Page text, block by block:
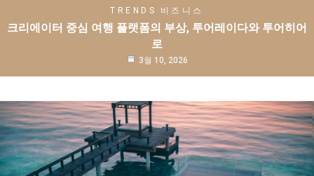
TRENDS 비즈니스
크리에이터 중심 여행 플랫폼의 부상, 투어레이다와 투어히어
로
3월 10, 2026